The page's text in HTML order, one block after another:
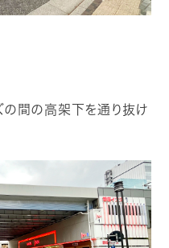
の間の高架下を通り抜け